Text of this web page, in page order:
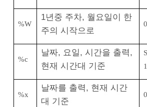
%W
1년중 주차, 월요일이 한
주의 시작으로
%c
날짜, 요일, 시간을 출력,
현재 시간대 기준
%x
날짜를 출력, 현재 시간
대 기준